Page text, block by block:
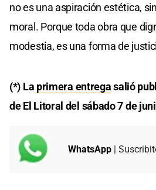
no es una aspiración estética,
moral. Porque toda obra que
modestia, es una forma de
(*) La primera entregasalió
de El Litoral del sábado 7 de
WhatsApp |